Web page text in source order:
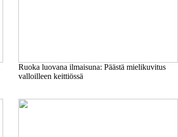
Ruoka luovana ilmaisuna: Päästä mielikuvitus
valloilleen keittiössä